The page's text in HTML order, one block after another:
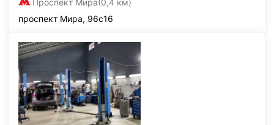
Проспект Мира(0,4 км)
проспект Мира, 96с16